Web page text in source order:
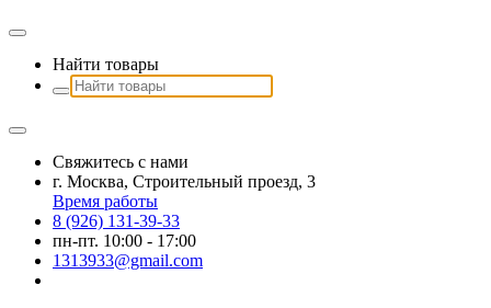
Найти товары
Свяжитесь с нами
г. Москва, Строительный проезд, 3
Время работы
8 (926) 131-39-33
пн-пт. 10:00 - 17:00
1313933@gmail.com